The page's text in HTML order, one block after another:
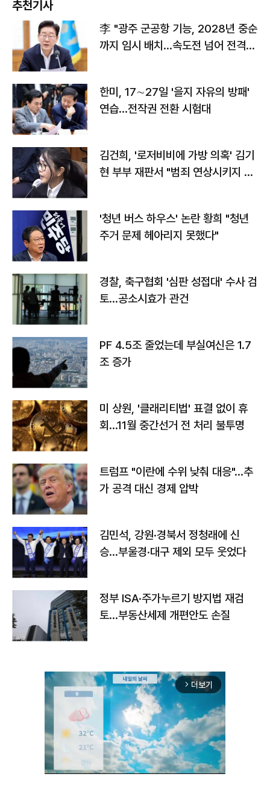
추천기사
李 "광주 군공항 기능, 2028년 중순
까지 임시 배치…속도전 넘어 전격
한미, 17∼27일 '을지 자유의 방패'
연습…전작권 전환 시험대
김건희, '로저비비에 가방 의혹' 김기
현 부부 재판서 "범죄 연상시키지 말
'청년 버스 하우스' 논란 황희 "청년
주거 문제 헤아리지 못했다"
경찰, 축구협회 '심판 성접대' 수사 검
토…공소시효가 관건
PF 4.5조 줄었는데 부실여신은 1.7
조 증가
미 상원, '클래리티법' 표결 없이 휴
회…11월 중간선거 전 처리 불투명
트럼프 "이란에 수위 낮춰 대응"…추
가 공격 대신 경제 압박
김민석, 강원·경북서 정청래에 신
승…부울경·대구 제외 모두 웃었다
정부 ISA·주가누르기 방지법 재검
토…부동산세제 개편안도 손질
arrow_forward_ios 더보기